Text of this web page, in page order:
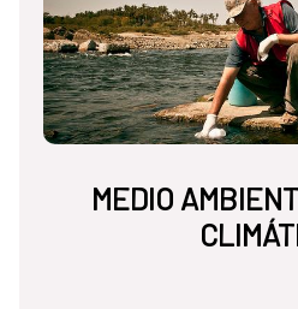
MEDIO